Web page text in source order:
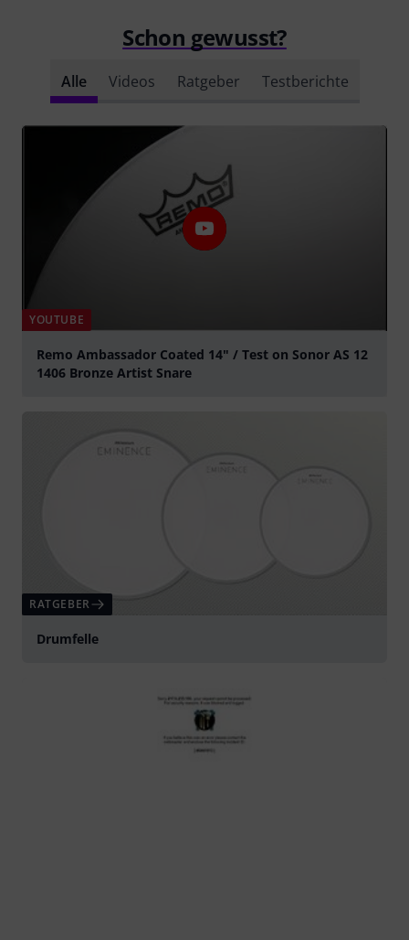
Schon gewusst?
Alle Videos Ratgeber Testberichte
YOUTUBE
Remo Ambassador Coated 14" / Test on Sonor AS 12
1406 Bronze Artist Snare
RATGEBER
Drumfelle